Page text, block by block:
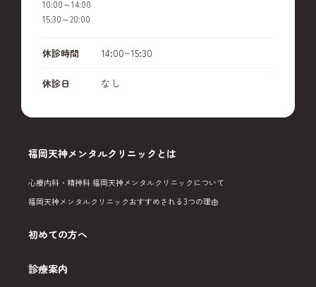
10:00～14:00
15:30～20:00
休診時間 14:00~15:30
休診日 なし
福岡天神メンタルクリニックとは
心療内科・精神科 福岡天神メンタルクリニックについて
福岡天神メンタルクリニックおすすめされる3つの理由
初めての方へ
診療案内